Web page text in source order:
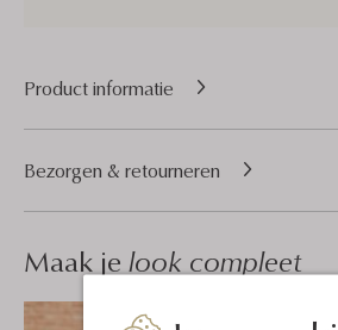
Product informatie
Bezorgen & retourneren
Maak je look compleet